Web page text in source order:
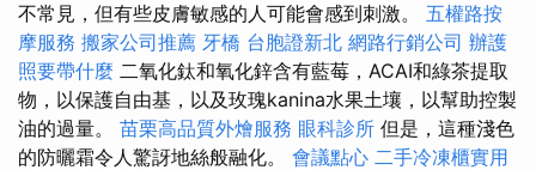
不常見，但有些皮膚敏感的人可能會感到刺激。 五權路按
摩服務 搬家公司推薦 牙橋 台胞證新北 網路行銷公司 辦護
照要帶什麼 二氧化鈦和氧化鋅含有藍莓，ACAI和綠茶提取
物，以保護自由基，以及玫瑰kanina水果土壤，以幫助控製
油的過量。 苗栗高品質外燴服務 眼科診所 但是，這種淺色
的防曬霜令人驚訝地絲般融化。 會議點心 二手冷凍櫃實用